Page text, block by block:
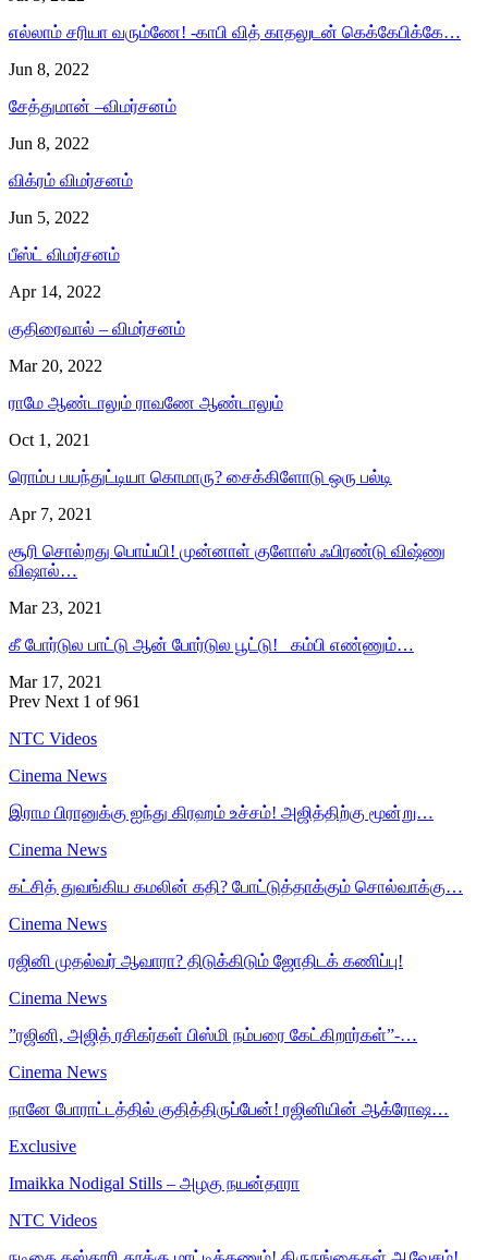
எல்லாம் சரியா வரும்ணே! -காபி வித் காதலுடன் கெக்கேபிக்கே…
Jun 8, 2022
சேத்துமான் –விமர்சனம்
Jun 8, 2022
விக்ரம் விமர்சனம்
Jun 5, 2022
பீஸ்ட் விமர்சனம்
Apr 14, 2022
குதிரைவால் – விமர்சனம்
Mar 20, 2022
ராமே ஆண்டாலும் ராவணே ஆண்டாலும்
Oct 1, 2021
ரொம்ப பயந்துட்டியா கொமாரு? சைக்கிளோடு ஒரு பல்டி
Apr 7, 2021
சூரி சொல்றது பொய்யி! முன்னாள் குளோஸ் ஃபிரண்டு விஷ்ணு
விஷால்…
Mar 23, 2021
கீ போர்டுல பாட்டு ஆன் போர்டுல பூட்டு! கம்பி எண்ணும்…
Mar 17, 2021
Prev Next 1 of 961
NTC Videos
Cinema News
இராம பிரானுக்கு ஐந்து கிரஹம் உச்சம்! அஜித்திற்கு மூன்று…
Cinema News
கட்சித் துவங்கிய கமலின் கதி? போட்டுத்தாக்கும் சொல்வாக்கு…
Cinema News
ரஜினி முதல்வர் ஆவாரா? திடுக்கிடும் ஜோதிடக் கணிப்பு!
Cinema News
”ரஜினி, அஜித் ரசிகர்கள் பிஸ்மி நம்பரை கேட்கிறார்கள்”-…
Cinema News
நானே போராட்டத்தில் குதித்திருப்பேன்! ரஜினியின் ஆக்ரோஷ…
Exclusive
Imaikka Nodigal Stills – அழகு நயன்தாரா
NTC Videos